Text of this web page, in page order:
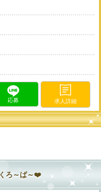
応募 求人詳細
ろ～ば～❤️